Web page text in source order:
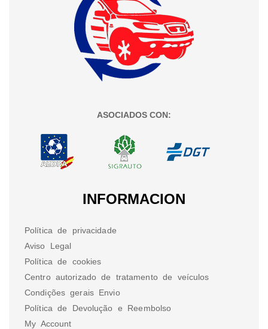
ASOCIADOS CON:
INFORMACION
Política de privacidade
Aviso Legal
Política de cookies
Centro autorizado de tratamento de veículos
Condições gerais Envio
Política de Devolução e Reembolso
My Account